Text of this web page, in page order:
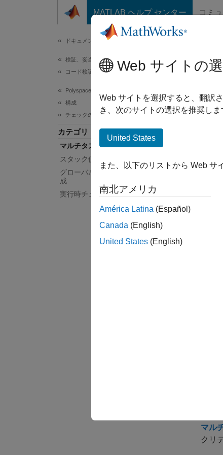
コンテンツへスキップ
MATLAB ヘルプ センター コミ
ドキュメンテーションのホーム
検証、妥当性確認、テスト
コード検証
Polyspace Code Prover
構成
チェックの構成
カテゴリ
マルチタスキング チェックの構成
スタック使用量計算の構成
グローバル変数の初期化チェックの構
成
実行時チェックの構成
マ
エン
素を
同時
リの
すべ
ト
Bug
マル
クリ
Web サイトの
Web サイトを選択すると、翻訳
き、次のサイトの選択を推奨しま
United States
また、以下のリストから Web サ
南北アメリカ
América Latina (Español)
Canada (English)
United States (English)